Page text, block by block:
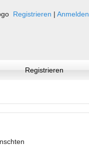
Registrieren | Anmelden
Registrieren